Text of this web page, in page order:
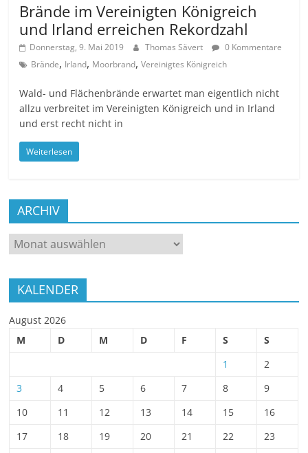
Brände im Vereinigten Königreich
und Irland erreichen Rekordzahl
Donnerstag, 9. Mai 2019 Thomas Sävert
0 Kommentare
Brände, Irland, Moorbrand,Vereinigtes Königreich
Wald- und Flächenbrände erwartet man eigentlich nicht
allzu verbreitet im Vereinigten Königreich und in Irland
und erst recht nicht in
Weiterlesen
ARCHIV
ARCHIV
KALENDER
August 2026
M
D M D F S
S
1
2
3
4 5 6 7 8
9
10
11 12 13 14 15
16
17
18 19 20 21 22
23